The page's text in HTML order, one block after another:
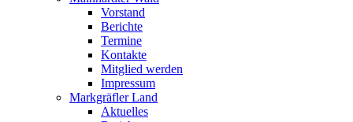
Vorstand
Berichte
Termine
Kontakte
Mitglied werden
Impressum
Markgräfler Land
Aktuelles